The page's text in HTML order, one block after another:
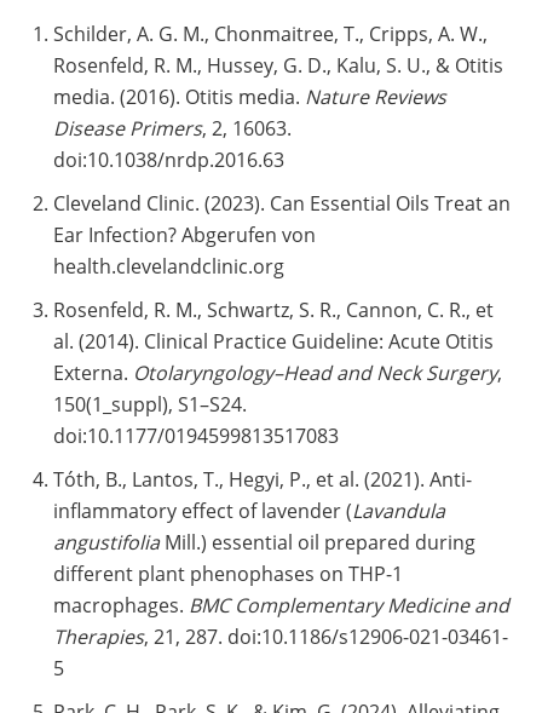
Schilder, A. G. M., Chonmaitree, T., Cripps, A. W.,
Rosenfeld, R. M., Hussey, G. D., Kalu, S. U., & Otitis
media. (2016). Otitis media. Nature Reviews
Disease Primers, 2, 16063.
doi:10.1038/nrdp.2016.63
Cleveland Clinic. (2023). Can Essential Oils Treat an
Ear Infection? Abgerufen von
health.clevelandclinic.org
Rosenfeld, R. M., Schwartz, S. R., Cannon, C. R., et
al. (2014). Clinical Practice Guideline: Acute Otitis
Externa. Otolaryngology–Head and Neck Surgery,
150(1_suppl), S1–S24.
doi:10.1177/0194599813517083
Tóth, B., Lantos, T., Hegyi, P., et al. (2021). Anti-
inflammatory effect of lavender (Lavandula
angustifoliaMill.) essential oil prepared during
different plant phenophases on THP-1
macrophages. BMC Complementary Medicine and
Therapies, 21, 287. doi:10.1186/s12906-021-03461-
5